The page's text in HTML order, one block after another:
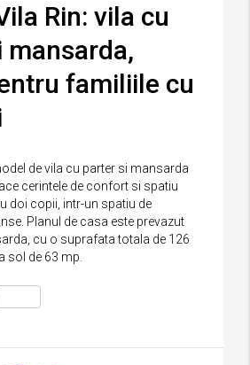
Rin: vila cu
mansarda,
familiile cu
de vila cu parter si mansarda
cerintele de confort si spatiu
doi copii, intr-un spatiu de
Planul de casa este prevazut
cu o suprafata totala de 126
sol de 63 mp.